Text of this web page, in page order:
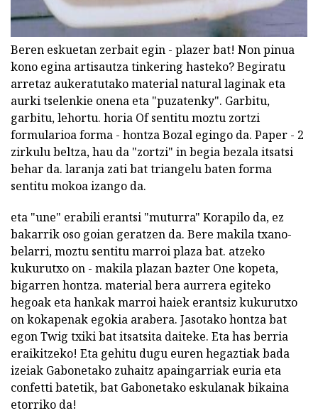
Beren eskuetan zerbait egin - plazer bat! Non pinua
kono egina artisautza tinkering hasteko? Begiratu
arretaz aukeratutako material natural laginak eta
aurki tselenkie onena eta "puzatenky". Garbitu,
garbitu, lehortu. horia Of sentitu moztu zortzi
formularioa forma - hontza Bozal egingo da. Paper - 2
zirkulu beltza, hau da "zortzi" in begia bezala itsatsi
behar da. laranja zati bat triangelu baten forma
sentitu mokoa izango da.
eta "une" erabili erantsi "muturra" Korapilo da, ez
bakarrik oso goian geratzen da. Bere makila txano-
belarri, moztu sentitu marroi plaza bat. atzeko
kukurutxo on - makila plazan bazter One kopeta,
bigarren hontza. material bera aurrera egiteko
hegoak eta hankak marroi haiek erantsiz kukurutxo
on kokapenak egokia arabera. Jasotako hontza bat
egon Twig txiki bat itsatsita daiteke. Eta has berria
eraikitzeko! Eta gehitu dugu euren hegaztiak bada
izeiak Gabonetako zuhaitz apaingarriak euria eta
confetti batetik, bat Gabonetako eskulanak bikaina
etorriko da!